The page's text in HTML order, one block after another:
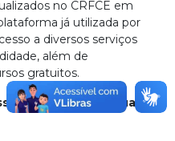
no CRFCE em
já utilizada por
a diversos serviços
além de
gratuitos.
a Academia Virtual de